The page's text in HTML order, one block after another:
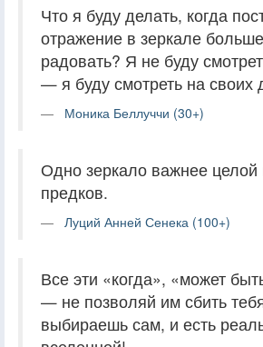
Что я буду делать, когда
отражение в зеркале
радовать? Я не буду
— я буду смотреть на своих
Моника Беллуччи (30+)
Одно зеркало важнее целой
предков.
Луций Анней Сенека (100+)
Все эти «когда», «может
— не позволяй им сбить
выбираешь сам, и есть